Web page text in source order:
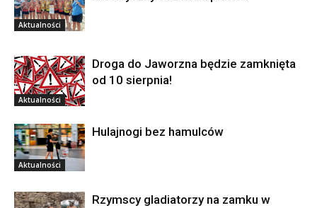
Aktualności
Aktualności
Droga do Jaworzna będzie zamknięta
od 10 sierpnia!
Aktualności
Hulajnogi bez hamulców
Rzymscy gladiatorzy na zamku w